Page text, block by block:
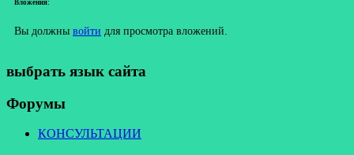
Вложения:
Вы должны войти для просмотра вложений.
выбрать язык сайта
Форумы
КОНСУЛЬТАЦИИ